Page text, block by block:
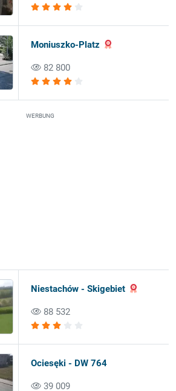
Moniuszko-Platz
82 800
WERBUNG
Niestachów - Skigebiet
88 532
Ociesęki - DW 764
39 009